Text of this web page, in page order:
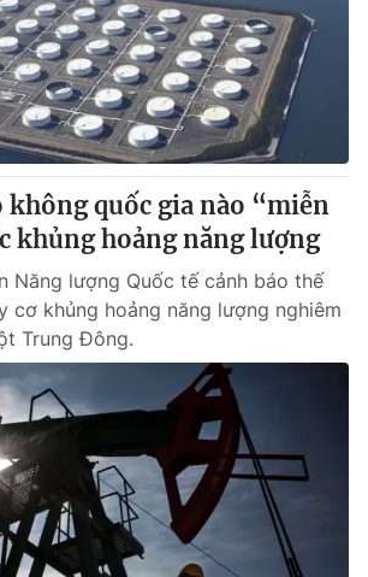
báo VTV
báo in và báo điện tử số 483/GP-BTTTT
Thủy
Nguyễn Thị Mỹ Hạnh, Phạm Quốc Thắng,
355 931 - 024.38 355 932
VTV:024.66 897 897
024-7300.7108
không quốc gia nào “miễn
khủng hoảng năng lượng
Năng lượng Quốc tế cảnh báo thế
cơ khủng hoảng năng lượng nghiêm
Trung Đông.